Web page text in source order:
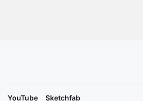
YouTube Sketchfab